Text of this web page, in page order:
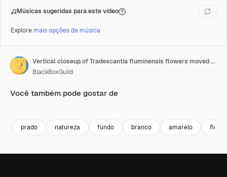
Músicas sugeridas para este vídeo
Explore mais opções de música
Vertical closeup of Tradescantia fluminensis flowers moved by a gentle breeze
BlackBoxGuild
Você também pode gostar de
prado natureza fundo branco amarelo flor